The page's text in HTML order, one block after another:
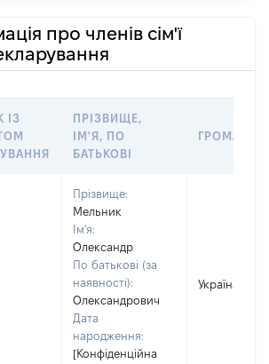
про членів сім'ї
ІЗ
ПРІЗВИЩЕ,
ІМ'Я, ПО
БАТЬКОВІ
Прізвище:
Мельник
Ім'я:
Олександр
По батькові (за
наявності):
Олександрович
Дата
народження:
[Конфіденційна
Україна